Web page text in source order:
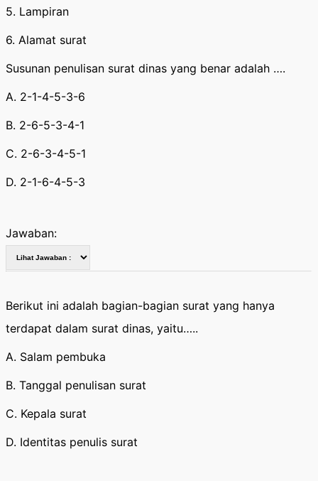
5. Lampiran
6. Alamat surat
Susunan penulisan surat dinas yang benar adalah ….
A. 2-1-4-5-3-6
B. 2-6-5-3-4-1
C. 2-6-3-4-5-1
D. 2-1-6-4-5-3
Jawaban:
Berikut ini adalah bagian-bagian surat yang hanya
terdapat dalam surat dinas, yaitu…..
A. Salam pembuka
B. Tanggal penulisan surat
C. Kepala surat
D. Identitas penulis surat